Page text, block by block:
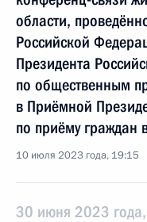
области,
Российской
Президента
по общественным
в Приёмной
по приёму граждан
10 июля 2023 года, 19:15
30 июня 2023 года,